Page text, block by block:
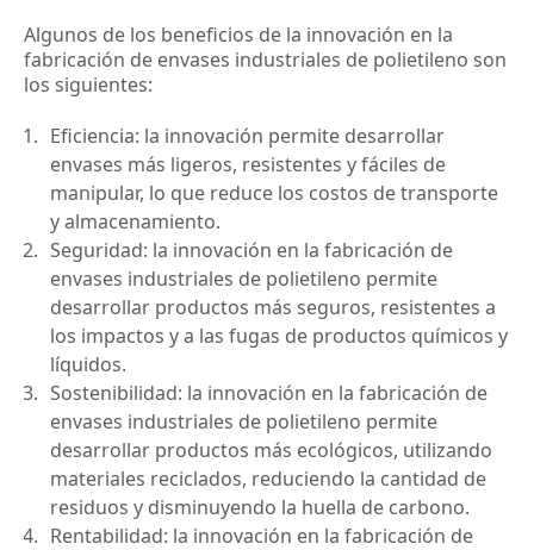
Algunos de los beneficios de la innovación en la
fabricación de envases industriales de polietileno son
los siguientes:
Eficiencia: la innovación permite desarrollar
envases más ligeros, resistentes y fáciles de
manipular, lo que reduce los costos de transporte
y almacenamiento.
Seguridad: la innovación en la fabricación de
envases industriales de polietileno permite
desarrollar productos más seguros, resistentes a
los impactos y a las fugas de productos químicos y
líquidos.
Sostenibilidad: la innovación en la fabricación de
envases industriales de polietileno permite
desarrollar productos más ecológicos, utilizando
materiales reciclados, reduciendo la cantidad de
residuos y disminuyendo la huella de carbono.
Rentabilidad: la innovación en la fabricación de